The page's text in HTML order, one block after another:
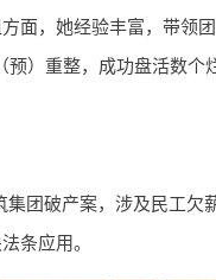
面，她经验丰富，带领
）重整，成功盘活数个
团破产案，涉及民工欠
条应用。